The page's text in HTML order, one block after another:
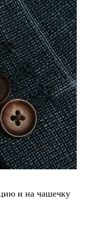
и на чашечку